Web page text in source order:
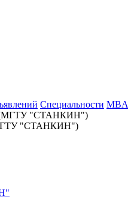
Специальности MBA
(МГТУ "СТАНКИН")